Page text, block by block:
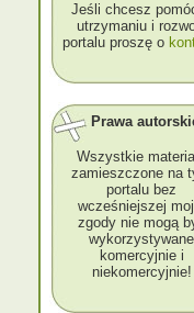
Jeśli chcesz
utrzymaniu i
portalu proszę o
Prawa
Wszystkie
zamieszczone na
portalu bez
wcześniejszej
zgody nie mogą
wykorzystywane
komercyjnie i
niekomercyjnie!